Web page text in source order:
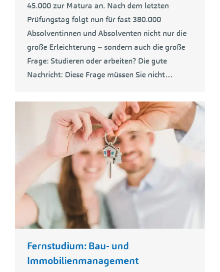
45.000 zur Matura an. Nach dem letzten
Prüfungstag folgt nun für fast 380.000
Absolventinnen und Absolventen nicht nur die
große Erleichterung – sondern auch die große
Frage: Studieren oder arbeiten? Die gute
Nachricht: Diese Frage müssen Sie nicht…
Fernstudium: Bau- und
Immobilienmanagement